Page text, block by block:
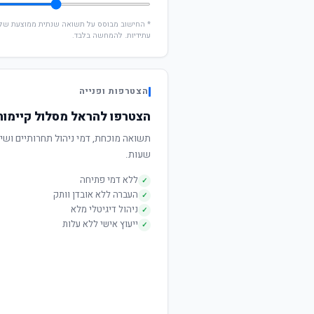
עתידיות. להמחשה בלבד.
הצטרפות ופנייה
הצטרפו להראל מסלול
שעות.
✓ ללא דמי פתיחה
✓ העברה ללא אובדן וותק
✓ ניהול דיגיטלי מלא
✓ ייעוץ אישי ללא עלות